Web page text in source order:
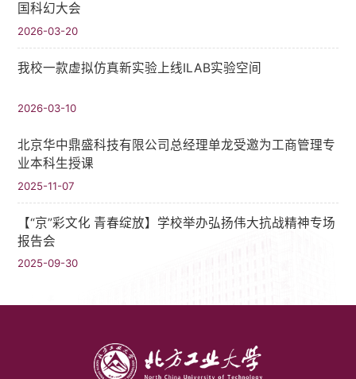
国科幻大会
2026-03-20
我校一款虚拟仿真新实验上线ILAB实验空间
2026-03-10
北京华中鼎盛科技有限公司总经理单龙受邀为工商管理专
业本科生授课
2025-11-07
【“京”彩文化 青春绽放】学校举办弘扬伟大抗战精神专场
报告会
2025-09-30